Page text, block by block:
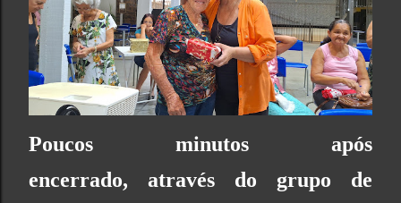
Poucos minutos após
encerrado, através do grupo de